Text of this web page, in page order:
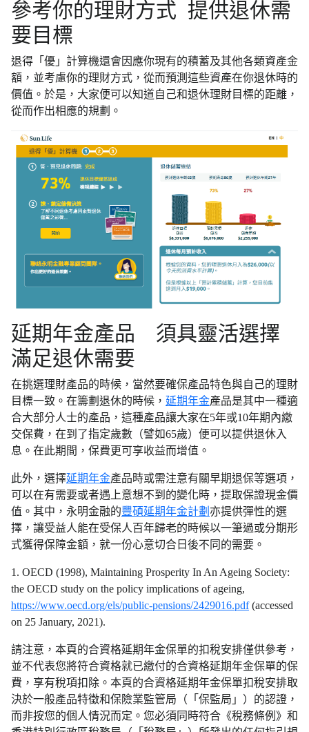
參考你的理財方式 提供退休需
要目標
退得「優」計算機還會因應你現有的積蓄及其他各類資產金
額，並考慮你的理財方式，從而預測這些資產在你退休時的
價值。於是，大家便可以知道自己和退休理財目標的距離，
從而作出相應的規劃。
延期年金產品 須具靈活選擇
滿足退休需要
在挑選理財產品的時候，當然要確保產品特色與自己的理財
目標一致。在籌劃退休的時候， 延期年金產品是其中一種適
合大部分人士的產品，這種產品讓大家在5年或10年期內繳
交保費，在到了指定歲數（譬如65歲）便可以提供退休入
息。在此期間，保費更可享收益而增值。
此外，選擇延期年金產品時或需注意有關早期退保等選項，
可以在有需要或者遇上意想不到的變化時，提取保證現金價
值。其中，永明金融的豐碩延期年金計劃 亦提供彈性的選
擇，讓受益人能在受保人百年歸老的時候以一筆過或分期形
式獲得保障金額，就一份心意切合日後不同的需要。
1. OECD (1998), Maintaining Prosperity In An Ageing Society:
the OECD study on the policy implications of ageing,
https://www.oecd.org/els/public-pensions/2429016.pdf(accessed
on 25 January, 2021).
請注意，本頁的合資格延期年金保單的扣稅安排僅供參考，
並不代表您將符合資格就已繳付的合資格延期年金保單的保
費，享有稅項扣除。本頁的合資格延期年金保單扣稅安排取
決於一般產品特徵和保險業監管局（「保監局」）的認證，
而非按您的個人情況而定。您必須同時符合《稅務條例》和